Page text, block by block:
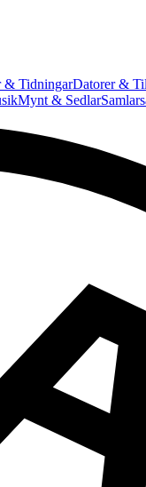
& TidningarDatorer &
Mynt & Sedlar